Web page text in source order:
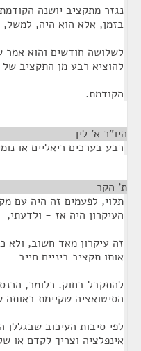
נגזר מתקציב יושנה
בזמן, אלא הוא היה, למשל,
לשלושה חודשים והוא
להוציא רבע מן התקציב
הקודמת.
היו"ר א' לין
רבע בערכים ריאליים או
ת' הקר
תלוי, לפעמים זה היה עם
העיקרון היה אז - ולדעתי,
זה עיקרון מאד חשוב,
אותו תקציב ביניים חייב
להתקבל בחוק. כלומר,
הסיטואציה שקיימת באותה
לפי סיבות העיכוב
אינפלציה וצריך לקדם או